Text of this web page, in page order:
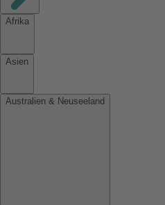
Afrika
Asien
Australien & Neuseeland